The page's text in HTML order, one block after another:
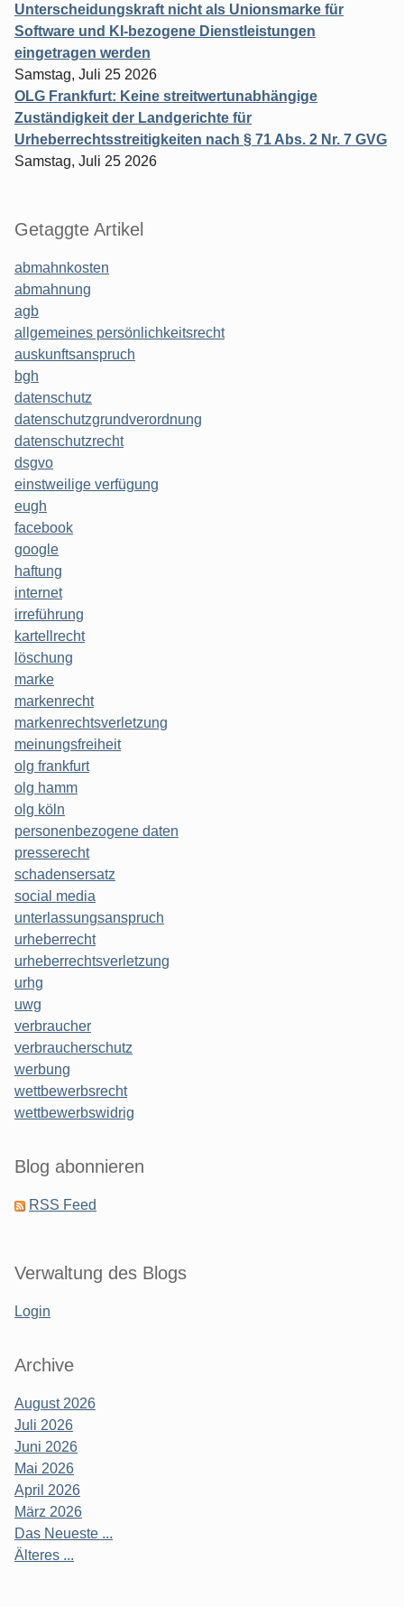
Unterscheidungskraft nicht als Unionsmarke für
Software und KI-bezogene Dienstleistungen
eingetragen werden
Samstag, Juli 25 2026
OLG Frankfurt: Keine streitwertunabhängige
Zuständigkeit der Landgerichte für
Urheberrechtsstreitigkeiten nach § 71 Abs. 2 Nr. 7 GVG
Samstag, Juli 25 2026
Getaggte Artikel
abmahnkosten
abmahnung
agb
allgemeines persönlichkeitsrecht
auskunftsanspruch
bgh
datenschutz
datenschutzgrundverordnung
datenschutzrecht
dsgvo
einstweilige verfügung
eugh
facebook
google
haftung
internet
irreführung
kartellrecht
löschung
marke
markenrecht
markenrechtsverletzung
meinungsfreiheit
olg frankfurt
olg hamm
olg köln
personenbezogene daten
presserecht
schadensersatz
social media
unterlassungsanspruch
urheberrecht
urheberrechtsverletzung
urhg
uwg
verbraucher
verbraucherschutz
werbung
wettbewerbsrecht
wettbewerbswidrig
Blog abonnieren
RSS Feed
Verwaltung des Blogs
Login
Archive
August 2026
Juli 2026
Juni 2026
Mai 2026
April 2026
März 2026
Das Neueste ...
Älteres ...